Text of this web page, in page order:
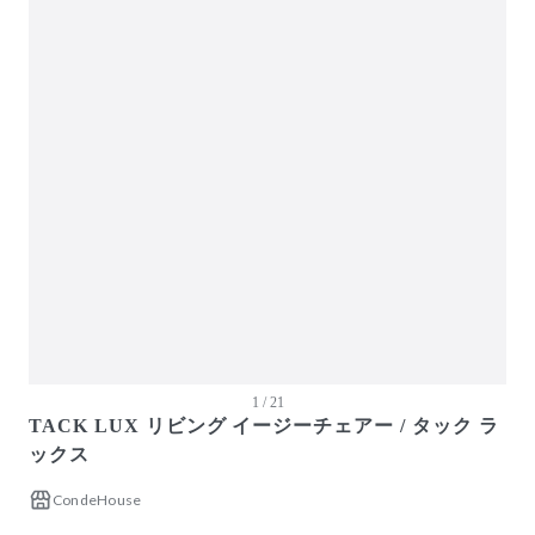
1 / 21
TACK LUX リビング イージーチェアー / タック ラ
ックス
CondeHouse